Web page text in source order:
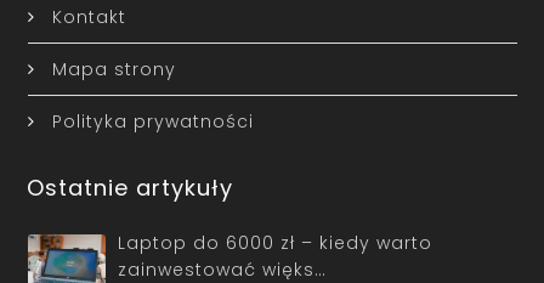
Kontakt
Mapa strony
Polityka prywatności
Ostatnie artykuły
Laptop do 6000 zł – kiedy warto
zainwestować więks…